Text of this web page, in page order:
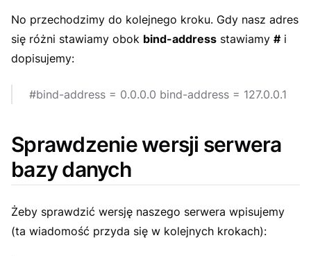
No przechodzimy do kolejnego kroku. Gdy nasz adres
się różni stawiamy obok bind-address stawiamy #i
dopisujemy:
#bind-address = 0.0.0.0 bind-address = 127.0.0.1
Sprawdzenie wersji serwera
bazy danych
Żeby sprawdzić wersję naszego serwera wpisujemy
(ta wiadomość przyda się w kolejnych krokach):